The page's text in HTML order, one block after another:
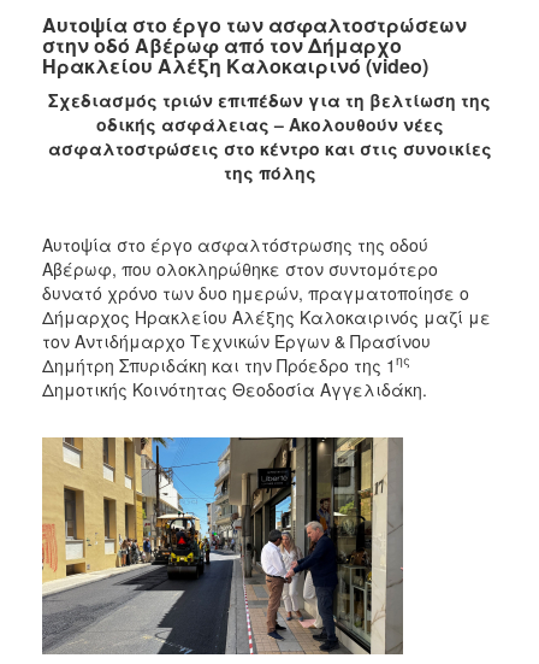
ΕΠΙΣΚΕΠΤΗΣ
ΗΡΑΚΛΕΙΟ
Αυτοψία στο έργο των ασφαλτοστρώσεων
στην οδό Αβέρωφ από τον Δήμαρχο
Ηρακλείου Αλέξη Καλοκαιρινό (video)
Σχεδιασμός τριών επιπέδων για τη βελτίωση της
οδικής ασφάλειας – Ακολουθούν νέες
ασφαλτοστρώσεις στο κέντρο και στις συνοικίες
της πόλης
Αυτοψία στο έργο ασφαλτόστρωσης της οδού
Αβέρωφ, που ολοκληρώθηκε στον συντομότερο
δυνατό χρόνο των δυο ημερών, πραγματοποίησε ο
Δήμαρχος Ηρακλείου Αλέξης Καλοκαιρινός μαζί με
τον Αντιδήμαρχο Τεχνικών Έργων & Πρασίνου
Δημήτρη Σπυριδάκη και την Πρόεδρο της 1 ης
Δημοτικής Κοινότητας Θεοδοσία Αγγελιδάκη.